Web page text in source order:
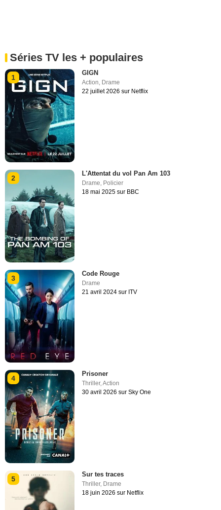
Séries TV les + populaires
1
GIGN
Action, Drame
22 juillet 2026 sur Netflix
2
L'Attentat du vol Pan Am 103
Drame Policier
18 mai 2025 sur BBC
3
Code Rouge
Drame
21 avril 2024 sur ITV
4
Prisoner
Thriller,Action
30 avril 2026 sur Sky One
5
Sur tes traces
Thriller, Drame
18 juin 2026 sur Netflix